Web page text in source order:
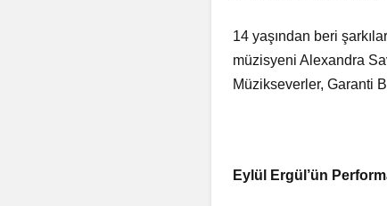
14 yaşından beri
müzisyeni Alexandra
Müzikseverler, Garanti
Eylül Ergül’ün